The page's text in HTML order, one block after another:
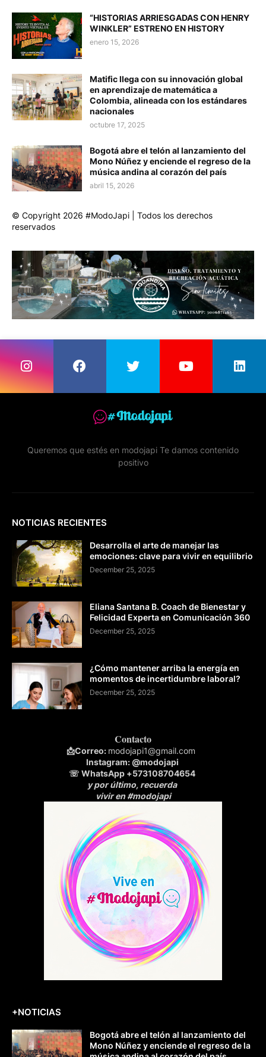
“HISTORIAS ARRIESGADAS CON HENRY
WINKLER” ESTRENO EN HISTORY
enero 15, 2026
Matific llega con su innovación global
en aprendizaje de matemática a
Colombia, alineada con los estándares
nacionales
octubre 17, 2025
Bogotá abre el telón al lanzamiento del
Mono Núñez y enciende el regreso de la
música andina al corazón del país
abril 15, 2026
© Copyright 2026 #ModoJapi | Todos los derechos
reservados
Queremos que estés en modojapi Te damos contenido
positivo
NOTICIAS RECIENTES
Desarrolla el arte de manejar las
emociones: clave para vivir en equilibrio
December 25, 2025
Eliana Santana B. Coach de Bienestar y
Felicidad Experta en Comunicación 360
December 25, 2025
¿Cómo mantener arriba la energía en
momentos de incertidumbre laboral?
December 25, 2025
Contacto
📩Correo: modojapi1@gmail.com
Instagram:@modojapi
☏ WhatsApp +573108704654
y por último, recuerda
vivir en #modojapi
+NOTICIAS
Bogotá abre el telón al lanzamiento del
Mono Núñez y enciende el regreso de la